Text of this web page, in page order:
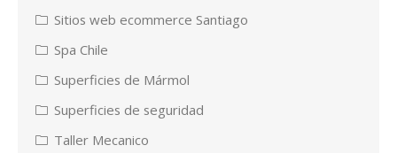
Sitios web ecommerce Santiago
Spa Chile
Superficies de Mármol
Superficies de seguridad
Taller Mecanico